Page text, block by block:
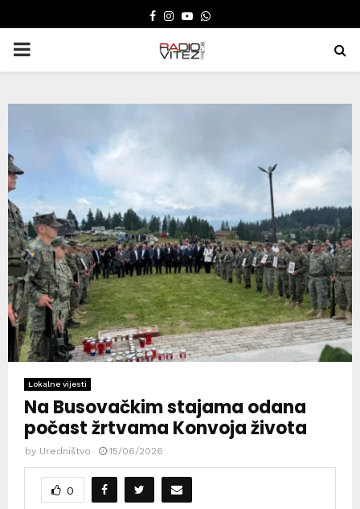
FACEBOOK
INSTAGRAM
YOUTUBE
WHATSAPP
PRIMARY
Lokalne vijesti
Na Busovačkim stajama odana
počast žrtvama Konvoja života
by Uredništvo 15/06/2026
0